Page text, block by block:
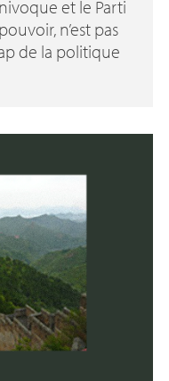
et le Parti
n’est pas
de la politique